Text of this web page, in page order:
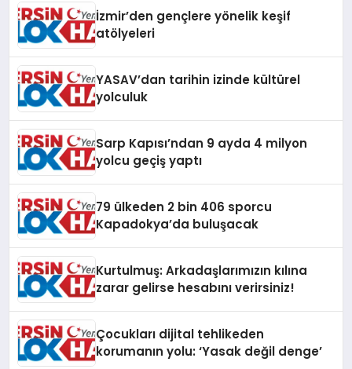
İzmir’den gençlere yönelik keşif
atölyeleri
YASAV’dan tarihin izinde kültürel
yolculuk
Sarp Kapısı’ndan 9 ayda 4 milyon
yolcu geçiş yaptı
79 ülkeden 2 bin 406 sporcu
Kapadokya’da buluşacak
Kurtulmuş: Arkadaşlarımızın kılına
zarar gelirse hesabını verirsiniz!
Çocukları dijital tehlikeden
korumanın yolu: ‘Yasak değil denge’